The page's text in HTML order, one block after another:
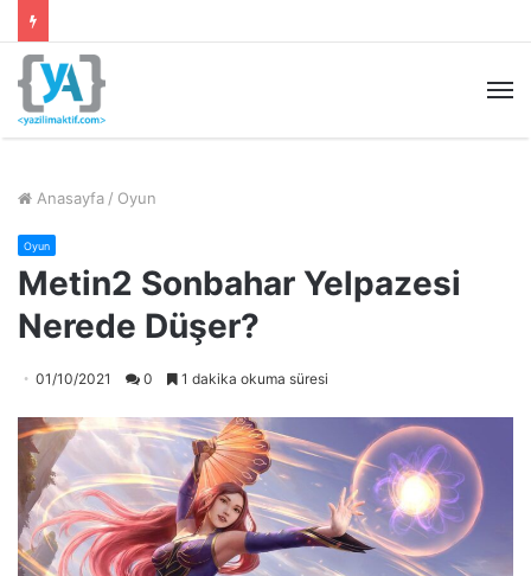
Anasayfa / Oyun
Oyun
Metin2 Sonbahar Yelpazesi
Nerede Düşer?
01/10/2021 0 1 dakika okuma süresi